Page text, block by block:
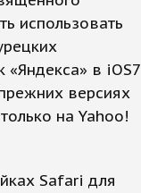
использовать
в iOS7
версиях
на Yahoo!
Safari для